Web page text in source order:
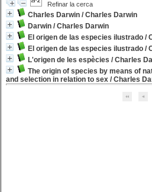
Refinar la cerca
Charles Darwin /Charles Darwin
Darwin /Charles Darwin
El origen de las especies ilustrado /
El origen de las especies ilustrado /
L'origen de les espècies /Charles
The origin of species by means of
and selection in relation to sex /Charles